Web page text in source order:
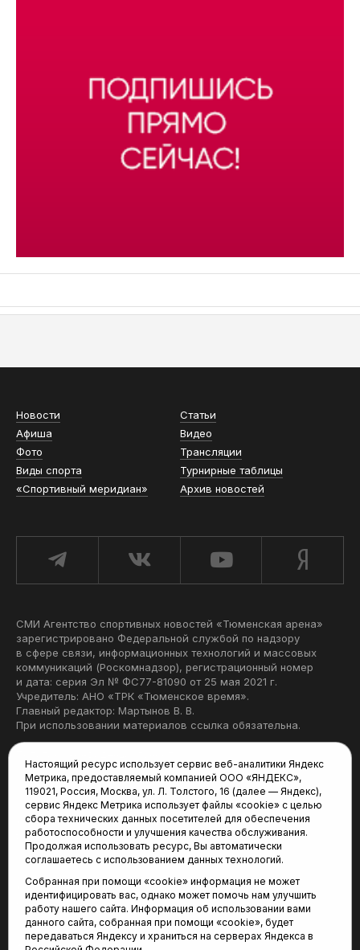
Новости
Статьи
Афиша
Видео
Фото
Трансляции
Виды спорта
Турнирные таблицы
«Спортивный меридиан»
Архив новостей
СМИ Агентство спортивных новостей «Тюменская арена»
зарегистрировано Федеральной службой по надзору
в сфере связи, информационных технологий и массовых
коммуникаций (Роскомнадзор), регистрационный номер
и дата: серия Эл № ФС77-81090 от 25 мая 2021 г.
Учредитель: АНО «ТРК «Тюменское время».
Главный редактор: Мартынов В. В.
При использовании материалов ссылка обязательна.
Редакция:
625035, Тюмень, пр. Геологоразведчиков, 28А
(3452) 68-22-28
tum-arena@mail.ru
Отдел продаж:
(3452) 68-89-78
kotovaev@sibinformburo.ru
Настоящий ресурс использует сервис веб-аналитики Яндекс
Метрика, предоставляемый компанией ООО «ЯНДЕКС»,
119021, Россия, Москва, ул. Л. Толстого, 16 (далее — Яндекс),
сервис Яндекс Метрика использует файлы «cookie» с целью
сбора технических данных посетителей для обеспечения
работоспособности и улучшения качества обслуживания.
Продолжая использовать ресурс, Вы автоматически
соглашаетесь с использованием данных технологий.
Собранная при помощи «cookie» информация не может
идентифицировать вас, однако может помочь нам улучшить
работу нашего сайта. Информация об использовании вами
данного сайта, собранная при помощи «cookie», будет
передаваться Яндексу и храниться на серверах Яндекса в